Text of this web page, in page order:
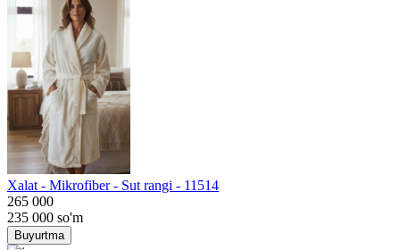
Хalat - Mikrofiber - Sut rangi - 11514
265 000
235 000 so'm
Buyurtma